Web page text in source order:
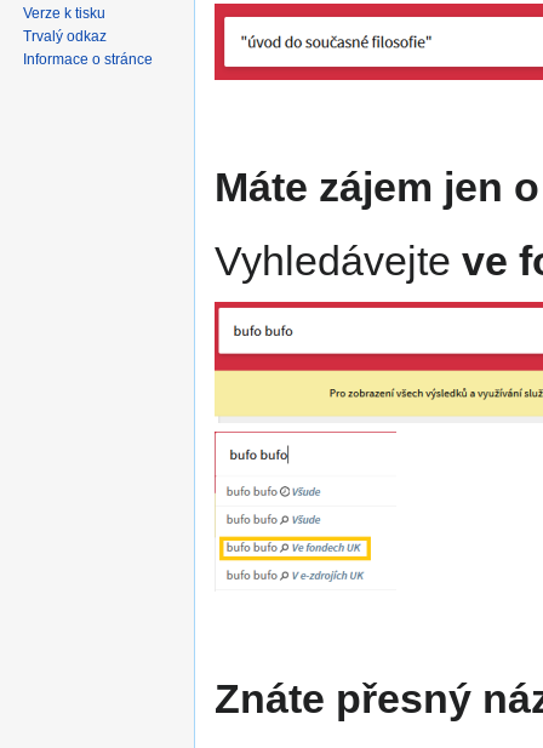
Máte zájem jen
Vyhledávejte ve
Znáte přesný
Verze k tisku
Trvalý odkaz
Informace o stránce